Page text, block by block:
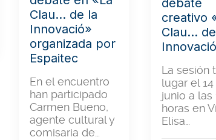
Clau… de la
Innovació»
organizada por
Espaitec
En el encuentro
han participado
Carmen Bueno,
agente cultural y
comisaria de…
debate
creativo
Clau…
La sesión
lugar el
junio a las
horas en
Elisa…